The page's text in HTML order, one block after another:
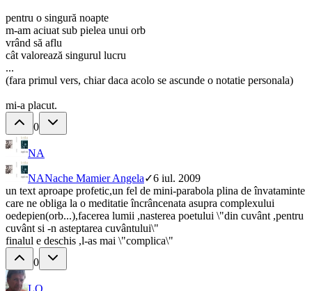
pentru o singură noapte
m-am aciuat sub pielea unui orb
vrând să aflu
cât valorează singurul lucru
...
(fara primul vers, chiar daca acolo se ascunde o notatie personala)
mi-a placut.
0
NA
NANache Mamier Angela✓6 iul. 2009
un text aproape profetic,un fel de mini-parabola plina de învataminte
care ne obliga la o meditatie încrâncenata asupra complexului
oedepien(orb...),facerea lumii ,nasterea poetului \"din cuvânt ,pentru
cuvânt si -n asteptarea cuvântului\"
finalul e deschis ,l-as mai \"complica\"
0